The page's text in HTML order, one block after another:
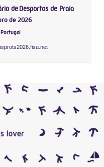
de Desportos de Praia
de 2026